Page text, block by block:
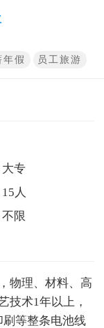
年假 员工旅游
大专
15人
不限
物理、材料、高
技术1年以上，
等整条电池线